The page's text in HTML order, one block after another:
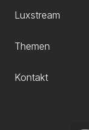
Luxstream
Themen
Kontakt